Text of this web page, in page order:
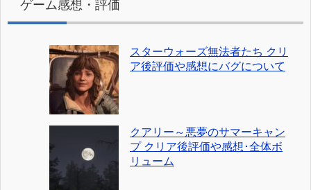
ゲーム感想・評価
スターウォーズ無法者たち クリ
ア後評価や感想にバグについて
クアリー～悪夢のサマーキャン
プ クリア後評価や感想･全体ボ
リューム